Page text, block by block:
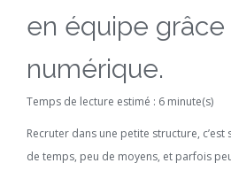
en équipe grâce
numérique.
Temps de lecture estimé : 6 minute(s)
Recruter dans une petite structure,
de temps, peu de moyens, et parfois